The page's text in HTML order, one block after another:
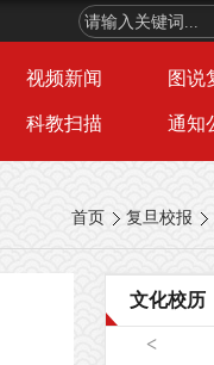
视频新闻 图说
科教扫描 通知
首页 复旦校报
文化校历
<